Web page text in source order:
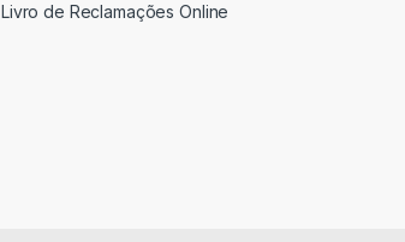
Livro de Reclamações Online